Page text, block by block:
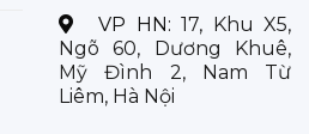
VP HN:17, Khu X5,
Ngõ 60, Dương Khuê,
Mỹ Đình 2, Nam Từ
Liêm, Hà Nội